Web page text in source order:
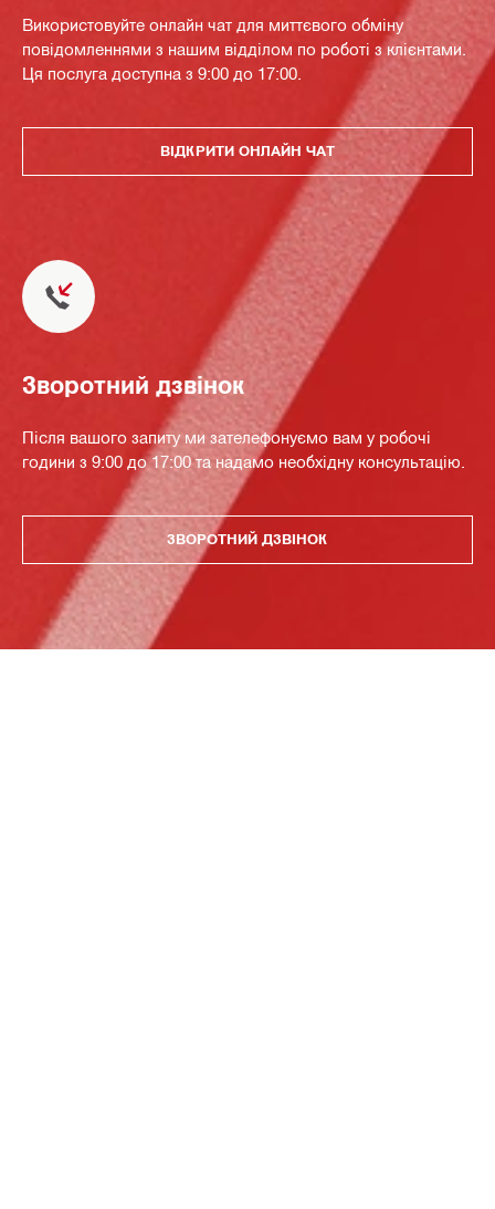
Використовуйте онлайн чат для миттєвого обміну
повідомленнями з нашим відділом по роботі з клієнтами.
Ця послуга доступна з 9:00 до 17:00.
ВІДКРИТИ ОНЛАЙН ЧАТ
Зворотний дзвінок
Після вашого запиту ми зателефонуємо вам у робочі
години з 9:00 до 17:00 та надамо необхідну консультацію.
ЗВОРОТНИЙ ДЗВІНОК